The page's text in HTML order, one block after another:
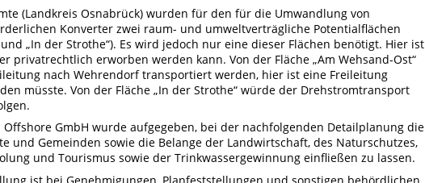
(Landkreis Osnabrück) wurden für den für die Umwandlung von
Konverter zwei raum- und umweltverträgliche Potentialflächen
„In der Strothe“). Es wird jedoch nur eine dieser Flächen benötigt. Hier ist
privatrechtlich erworben werden kann. Von der Fläche „Am Wehsand-Ost“
nach Wehrendorf transportiert werden, hier ist eine Freileitung
müsste. Von der Fläche „In der Strothe“ würde der Drehstromtransport
GmbH wurde aufgegeben, bei der nachfolgenden Detailplanung die
und Gemeinden sowie die Belange der Landwirtschaft, des Naturschutzes,
und Tourismus sowie der Trinkwassergewinnung einfließen zu lassen.